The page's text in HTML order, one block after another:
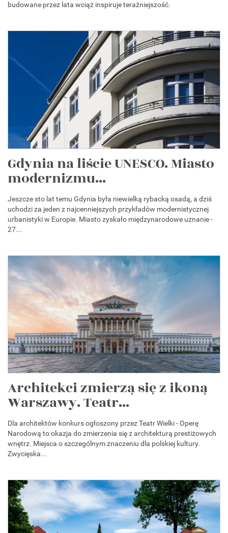
budowane przez lata wciąż inspiruje teraźniejszość.
Gdynia na liście UNESCO. Miasto
modernizmu...
Jeszcze sto lat temu Gdynia była niewielką rybacką osadą, a dziś
uchodzi za jeden z najcenniejszych przykładów modernistycznej
urbanistyki w Europie. Miasto zyskało międzynarodowe uznanie -
27...
Architekci zmierzą się z ikoną
Warszawy. Teatr...
Dla architektów konkurs ogłoszony przez Teatr Wielki - Operę
Narodową to okazja do zmierzenia się z architekturą prestiżowych
wnętrz. Miejsca o szczególnym znaczeniu dla polskiej kultury.
Zwycięska...